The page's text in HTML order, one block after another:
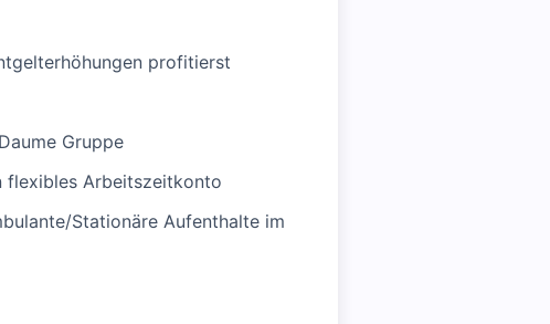
profitierst
Gruppe
flexibles Arbeitszeitkonto
Stationäre Aufenthalte im